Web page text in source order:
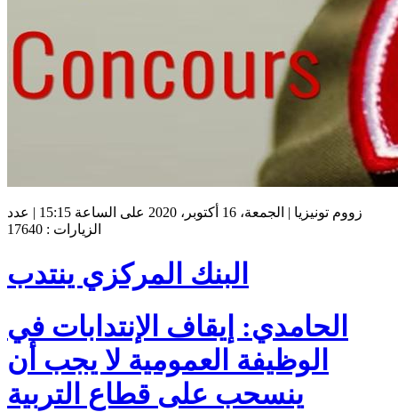
زووم تونيزيا | الجمعة، 16 أكتوبر، 2020 على الساعة 15:15 | عدد
الزيارات : 17640
البنك المركزي ينتدب
الحامدي: إيقاف الإنتدابات في
الوظيفة العمومية لا يجب أن
ينسحب على قطاع التربية